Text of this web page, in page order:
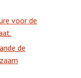
voor de
de